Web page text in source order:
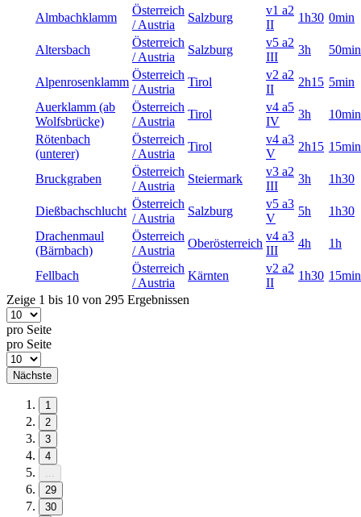
Almbachklamm
Österreich
/ Austria
Salzburg
v1 a2
II
1h30 0min
Altersbach
Österreich
/ Austria
Salzburg
v5 a2
III
3h 50min
Alpenrosenklamm
Österreich
/ Austria
Tirol
v2 a2
II
2h15 5min
Auerklamm (ab
Wolfsbrücke)
Österreich
/ Austria
Tirol
v4 a5
IV
3h
10min
Rötenbach
(unterer)
Österreich
/ Austria
Tirol
v4 a3
V
2h15 15min
Bruckgraben
Österreich
/ Austria
Steiermark
v3 a2
III
3h 1h30
Dießbachschlucht
Österreich
/ Austria
Salzburg
v5 a3
V
5h
1h30
Drachenmaul
(Bärnbach)
Österreich
/ Austria
Oberösterreich
v4 a3
III
4h 1h
Fellbach
Österreich
/ Austria
Kärnten
v2 a2
II
1h30 15min
Zeige 1 bis 10 von 295 Ergebnissen
pro Seite
pro Seite
Nächste
1
2
3
4
...
29
30